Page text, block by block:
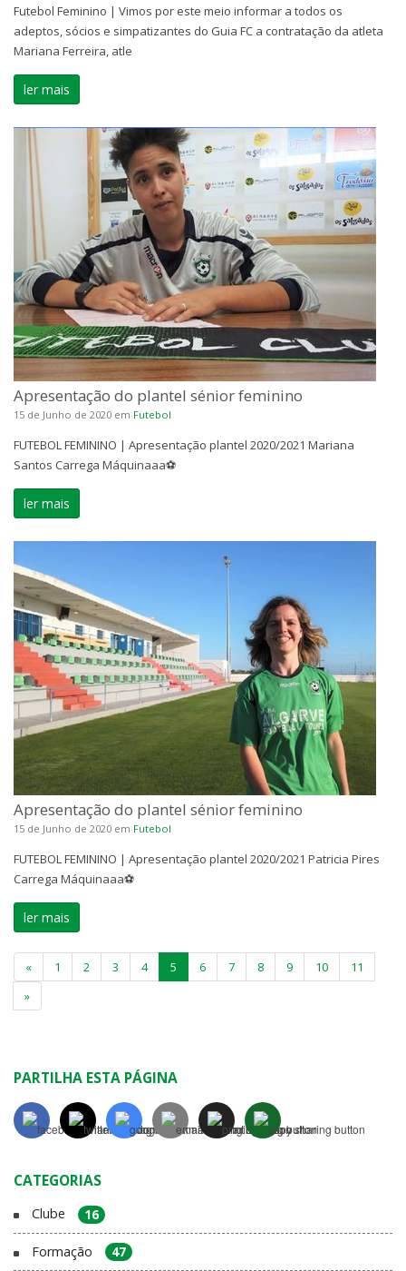
Futebol Feminino | Vimos por este meio informar a todos os
adeptos, sócios e simpatizantes do Guia FC a contratação da atleta
Mariana Ferreira, atle
ler mais
Apresentação do plantel sénior feminino
15 de Junho de 2020 em Futebol
FUTEBOL FEMININO | Apresentação plantel 2020/2021 Mariana
Santos Carrega Máquinaaa⚽️
ler mais
Apresentação do plantel sénior feminino
15 de Junho de 2020 em Futebol
FUTEBOL FEMININO | Apresentação plantel 2020/2021 Patricia Pires
Carrega Máquinaaa⚽️
ler mais
« 1 2 3 4 5 6 7 8 9 10
11
»
PARTILHA ESTA PÁGINA
CATEGORIAS
Clube 16
Formação 47